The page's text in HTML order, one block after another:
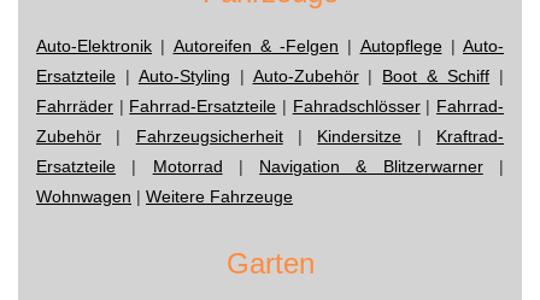
Auto-Elektronik | Autoreifen & -Felgen | Autopflege| Auto-
Ersatzteile | Auto-Styling | Auto-Zubehör| Boot & Schiff |
Fahrräder | Fahrrad-Ersatzteile | Fahradschlösser| Fahrrad-
Zubehör | Fahrzeugsicherheit| Kindersitze | Kraftrad-
Ersatzteile | Motorrad | Navigation & Blitzerwarner|
Wohnwagen | Weitere Fahrzeuge
Garten